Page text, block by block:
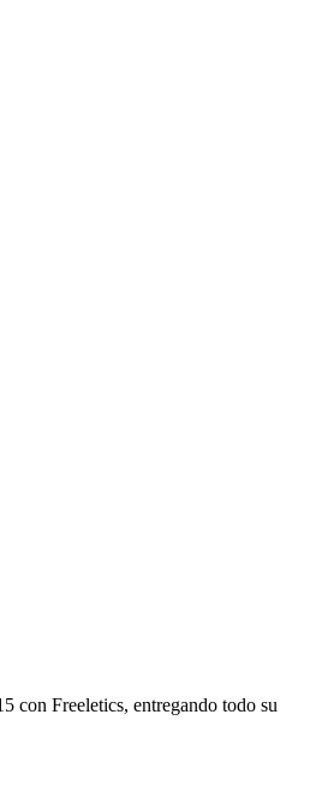
con Freeletics, entregando todo su